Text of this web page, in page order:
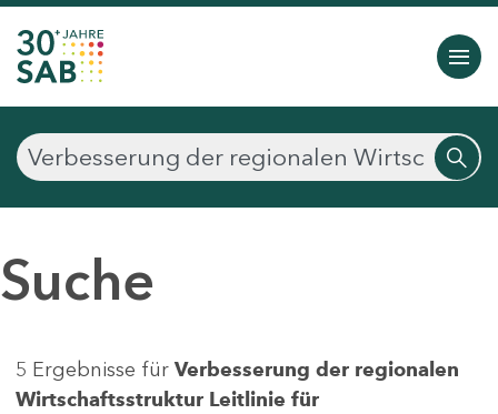
Suche
5 Ergebnisse für Verbesserung der regionalen
Wirtschaftsstruktur Leitlinie für